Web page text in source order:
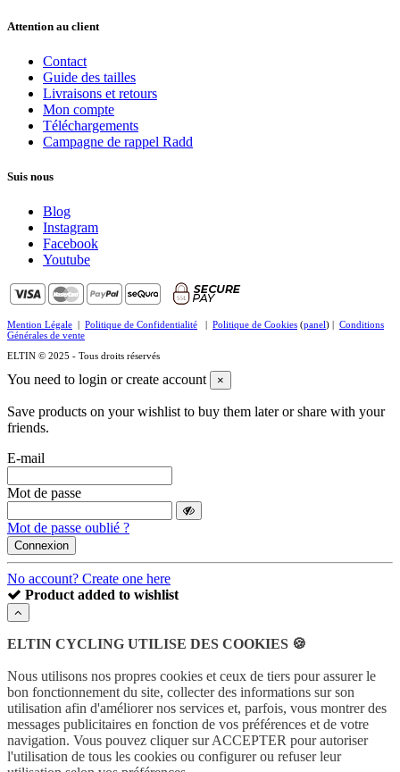
Attention au client
Contact
Guide des tailles
Livraisons et retours
Mon compte
Téléchargements
Campagne de rappel Radd
Suis nous
Blog
Instagram
Facebook
Youtube
Mention Légale Politique de Confidentialité Politique de Cookies (panel) | Conditions
Générales de vente
ELTIN © 2025 - Tous droits réservés
You need to login or create account ×
Save products on your wishlist to buy them later or share with your
friends.
E-mail
Mot de passe
Mot de passe oublié ?
Connexion
No account? Create one here
Product added to wishlist
ELTIN CYCLING UTILISE DES COOKIES 🍪
Nous utilisons nos propres cookies et ceux de tiers pour assurer le
bon fonctionnement du site, collecter des informations sur son
utilisation afin d'améliorer nos services et, parfois, vous montrer des
messages publicitaires en fonction de vos préférences et de votre
navigation. Vous pouvez cliquer sur ACCEPTER pour autoriser
l'utilisation de tous les cookies ou configurer ou refuser leur